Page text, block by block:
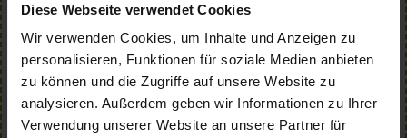
Diese Webseite verwendet Cookies
Wir verwenden Cookies, um Inhalte und Anzeigen zu
personalisieren, Funktionen für soziale Medien anbieten
zu können und die Zugriffe auf unsere Website zu
analysieren. Außerdem geben wir Informationen zu Ihrer
Verwendung unserer Website an unsere Partner für
Newsletter
Melden Sie sich zu unserem Newsletter an,
um über Neuigkeiten und Events auf dem
Laufenden zu bleiben.
E-Mail